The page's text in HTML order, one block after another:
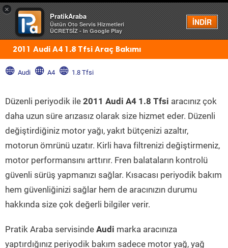
×
PratikAraba
Üstün Oto Servis Hizmetleri
ÜCRETSİZ - In Google Play
İNDİR
Menü
2011 Audi A4 1.8 Tfsi Araç Bakımı
Audi A4 1.8 Tfsi
Düzenli periyodik ile 2011 Audi A4 1.8 Tfsi aracınız çok
daha uzun süre arızasız olarak size hizmet eder. Düzenli
değiştirdiğiniz motor yağı, yakıt bütçenizi azaltır,
motorun ömrünü uzatır. Kirli hava filtrenizi değiştirmeniz,
motor performansını arttırır. Fren balataların kontrolü
güvenli sürüş yapmanızı sağlar. Kısacası periyodik bakım
hem güvenliğinizi sağlar hem de aracınızın durumu
hakkında size çok değerli bilgiler verir.
Pratik Araba servisinde Audi marka aracınıza
yaptırdığınız periyodik bakım sadece motor yağ, yağ